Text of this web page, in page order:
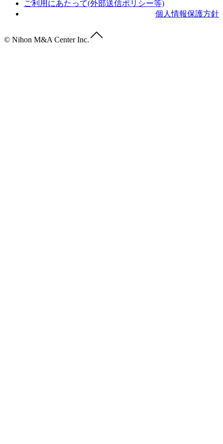
ご利用にあたって(外部送信ポリシー等)
個人情報保護方針
© Nihon M&A Center Inc.